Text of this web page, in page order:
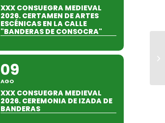
XXX CONSUEGRA MEDIEVAL
2026. CERTAMEN DE ARTES
ESCÉNICAS EN LA CALLE
"BANDERAS DE CONSOCRA"
09
AGO
XXX CONSUEGRA MEDIEVAL
2026. CEREMONIA DE IZADA DE
BANDERAS